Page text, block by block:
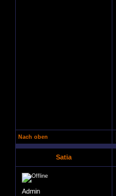
Nach oben
Satia
Admin